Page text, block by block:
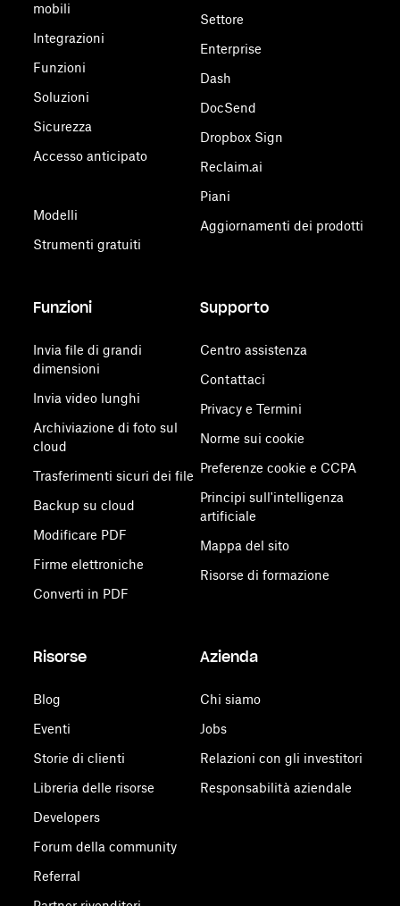
mobili
Integrazioni
Funzioni
Soluzioni
Sicurezza
Accesso anticipato
Modelli
Strumenti gratuiti
Settore
Enterprise
Dash
DocSend
Dropbox Sign
Reclaim.ai
Piani
Aggiornamenti dei prodotti
Funzioni
Invia file di grandi
dimensioni
Invia video lunghi
Archiviazione di foto sul
cloud
Trasferimenti sicuri dei file
Backup su cloud
Modificare PDF
Firme elettroniche
Converti in PDF
Supporto
Centro assistenza
Contattaci
Privacy e Termini
Norme sui cookie
Preferenze cookie e CCPA
Principi sull'intelligenza
artificiale
Mappa del sito
Risorse di formazione
Risorse
Blog
Eventi
Storie di clienti
Libreria delle risorse
Developers
Forum della community
Referral
Azienda
Chi siamo
Jobs
Relazioni con gli investitori
Responsabilità aziendale